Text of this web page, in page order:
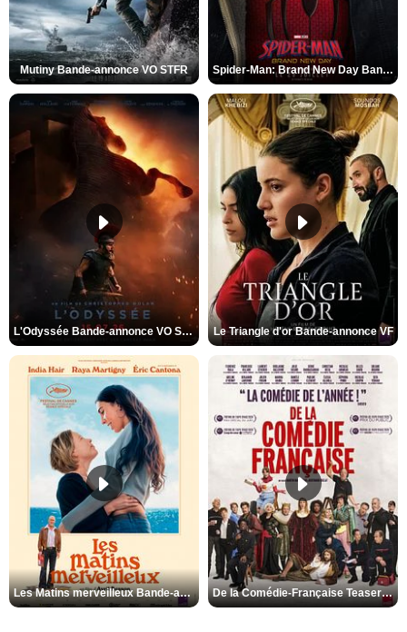
Mutiny Bande-annonce VO STFR Spider-Man: Brand New Day Bande-annonce VO STFR
L'Odyssée Bande-annonce VO STFR Le Triangle d'or Bande-annonce VF
Les Matins merveilleux Bande-annonce VF De la Comédie-Française Teaser VF